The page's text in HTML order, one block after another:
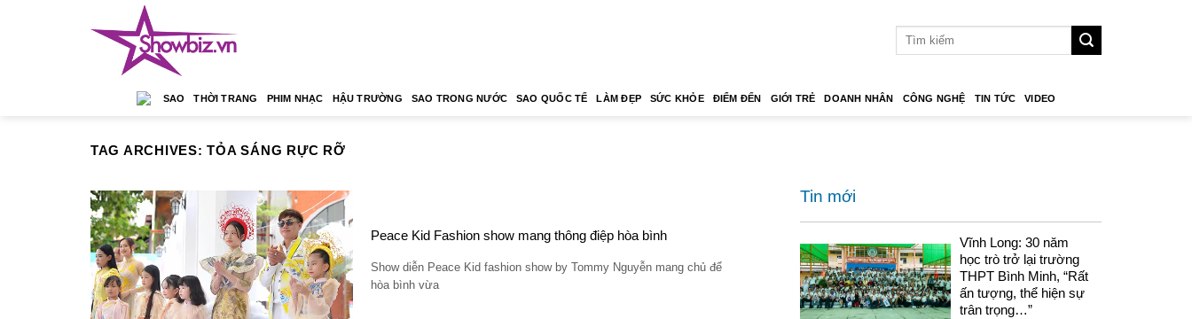
SAO THỜI TRANG PHIM NHẠC HẬU TRƯỜNG SAO TRONG NƯỚC SAO QUỐC TẾ LÀM ĐẸP SỨC KHỎE ĐIỂM ĐẾN GIỚI TRẺ DOANH NHÂN CÔNG NGHỆ TIN TỨC VIDEO
TAG ARCHIVES:TỎA SÁNG RỰC RỠ
Peace Kid Fashion show mang thông điệp hòa bình
Show diễn Peace Kid fashion show by Tommy Nguyễn mang chủ để
hòa bình vừa
Tin mới
Vĩnh Long: 30 năm
học trò trở lại trường
THPT Bình Minh, “Rất
ấn tượng, thể hiện sự
trân trọng…”